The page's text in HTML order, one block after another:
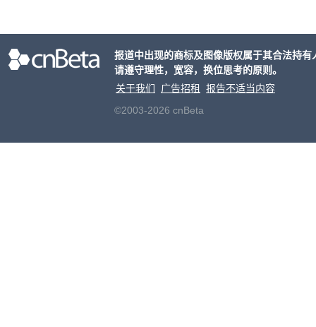
报道中出现的商标及图像版权属于其合法持
请遵守理性，宽容，换位思考的原则。
关于我们
广告招租
报告不适当内容
©2003-2026 cnBeta